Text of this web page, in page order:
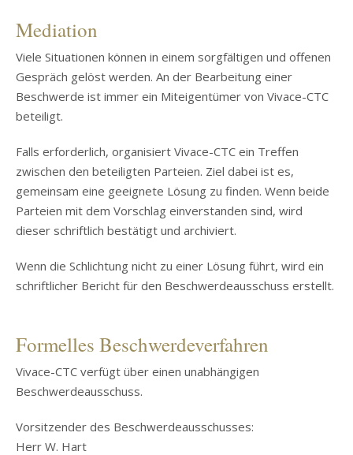
Mediation
Viele Situationen können in einem sorgfältigen und offenen
Gespräch gelöst werden. An der Bearbeitung einer
Beschwerde ist immer ein Miteigentümer von Vivace-CTC
beteiligt.
Falls erforderlich, organisiert Vivace-CTC ein Treffen
zwischen den beteiligten Parteien. Ziel dabei ist es,
gemeinsam eine geeignete Lösung zu finden. Wenn beide
Parteien mit dem Vorschlag einverstanden sind, wird
dieser schriftlich bestätigt und archiviert.
Wenn die Schlichtung nicht zu einer Lösung führt, wird ein
schriftlicher Bericht für den Beschwerdeausschuss erstellt.
Formelles Beschwerdeverfahren
Vivace-CTC verfügt über einen unabhängigen
Beschwerdeausschuss.
Vorsitzender des Beschwerdeausschusses:
Herr W. Hart